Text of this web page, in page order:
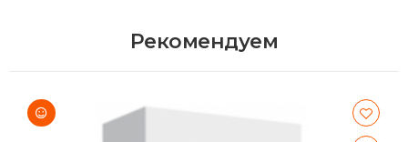
Рекомендуем